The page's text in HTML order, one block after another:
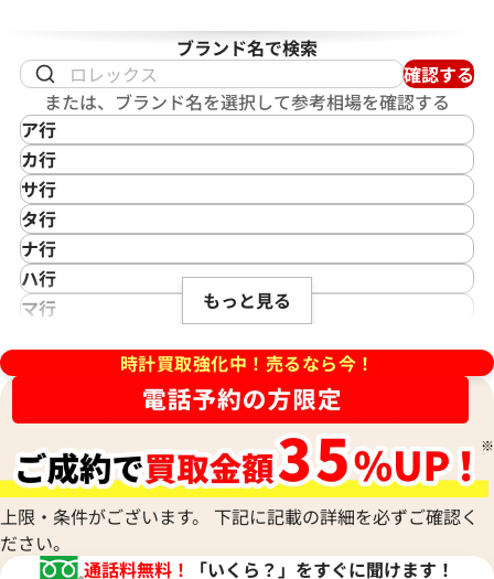
イデイト 40 228239 ブルー
盤
点の参考買取価格です
ロレックス デイデイト 40
ブグリーン文字盤
参考買取価格
8,110,000円
※2022年2月時点の参考買取価
ブランド名で検索
確認する
または、ブランド名を選択して参考相場を確認する
ア行
IKEPOD
アイクポッド
IWC
アイダブリューシー
Azimuth
アジムース
ANONIMO
Alain Silberstein
アラン・シルベスタイン
Armand Nicolet
アルマン・ニコレ
WALTHAM
ウォルサム
HUBLOT
ウブロ
カ行
CASIO
カシオ
Cartier
カルティエ
Gaga Milano
ガガミラノ
Quinting
クインティング
Cuervo y Sobrinos
クエルボ・イ・ソブリノス
CVSTOS
クストス
Chronoswiss
クロノスイス
GUCCI
サ行
Saint Laurent
サンローラン
Shellman
シェルマン
CITIZEN
シチズン
Chopard
ショパール
CHAUMET
ショーメ
Jacob & Co.
ジェイコブ
タ行
TAG Heuer
タグ・ホイヤー
Daniel Roth
TUDOR
チューダー(チュードル)
ティファニー
Dior
ディオール
ナ行
NOMOS Glashütte
ノモス グラスヒュッテ
ハ行
Hamilton
Harry Winston
ハリー・ウィンストン
Patek Philippe
Panerai
パネライ
Parmigiani Fleurier
パルミジャーニ・フルリエ
Piaget
マ行
MAURICE LACROIX
モーリス・ラクロア
RALPH LAUREN
ラルフ ローレン
リシャール・ミル
Louis Vuitton
ルイ・ヴィトン
Luminox
ルミノックス
もっと見る
時計買取強化中！売るなら今！
上限・条件がございます。 下記に記載の詳細を必ずご確認く
ださい。
通話料無料！
「いくら？」をすぐに聞けます！